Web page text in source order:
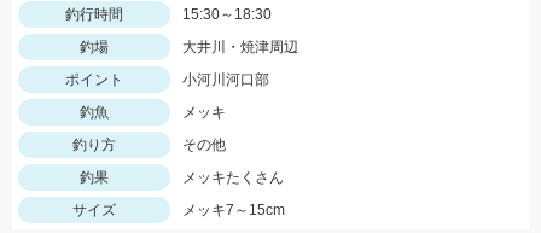
釣行時間
15:30～18:30
釣場
大井川・焼津周辺
ポイント
小河川河口部
釣魚
メッキ
釣り方
その他
釣果
メッキたくさん
サイズ
メッキ7～15cm